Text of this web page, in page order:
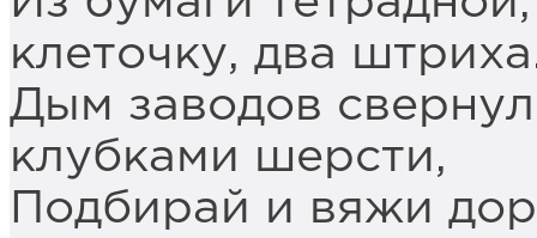
клеточку, два
Дым заводов
клубками шерсти,
Подбирай и вяжи